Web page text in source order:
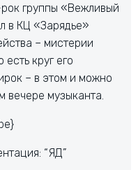
группы «Вежливый
в КЦ «Зарядье»
– мистерии
круг его
– в этом и можно
вечере музыканта.
“ЯД”